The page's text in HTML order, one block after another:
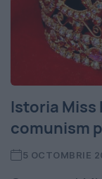
Istoria Miss
comunism
5 OCTOMBRIE